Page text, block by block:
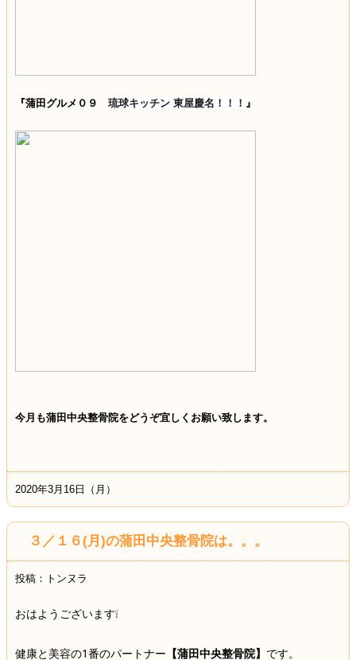
『蒲田グルメ０９ 琉球キッチン 東屋慶名！！！ 』
今月も蒲田中央整骨院をどうぞ宜しくお願い致します。
2020年3月16日（月）
３／１６(月)の蒲田中央整骨院は。。。
投稿：トンヌラ
おはようございます❕
健康と美容の1番のパートナー 【蒲田中央整骨院】 です。